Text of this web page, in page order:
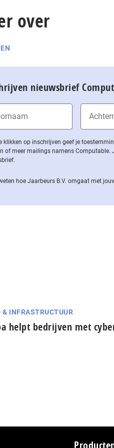
over
nieuwsbrief
klikken op inschrijven geef je
of meer mailings namens
hoe Jaarbeurs B.V. omgaat met
& INFRASTRUCTUUR
helpt bedrijven met